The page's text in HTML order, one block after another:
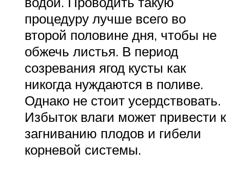
процедуру лучше всего во
второй половине дня, чтобы не
обжечь листья. В период
созревания ягод кусты как
никогда нуждаются в поливе.
Однако не стоит усердствовать.
Избыток влаги может привести к
загниванию плодов и гибели
корневой системы.